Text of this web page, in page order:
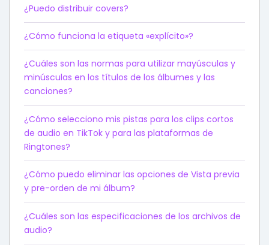
¿Puedo distribuir covers?
¿Cómo funciona la etiqueta «explícito»?
¿Cuáles son las normas para utilizar mayúsculas y
minúsculas en los títulos de los álbumes y las
canciones?
¿Cómo selecciono mis pistas para los clips cortos
de audio en TikTok y para las plataformas de
Ringtones?
¿Cómo puedo eliminar las opciones de Vista previa
y pre-orden de mi álbum?
¿Cuáles son las especificaciones de los archivos de
audio?